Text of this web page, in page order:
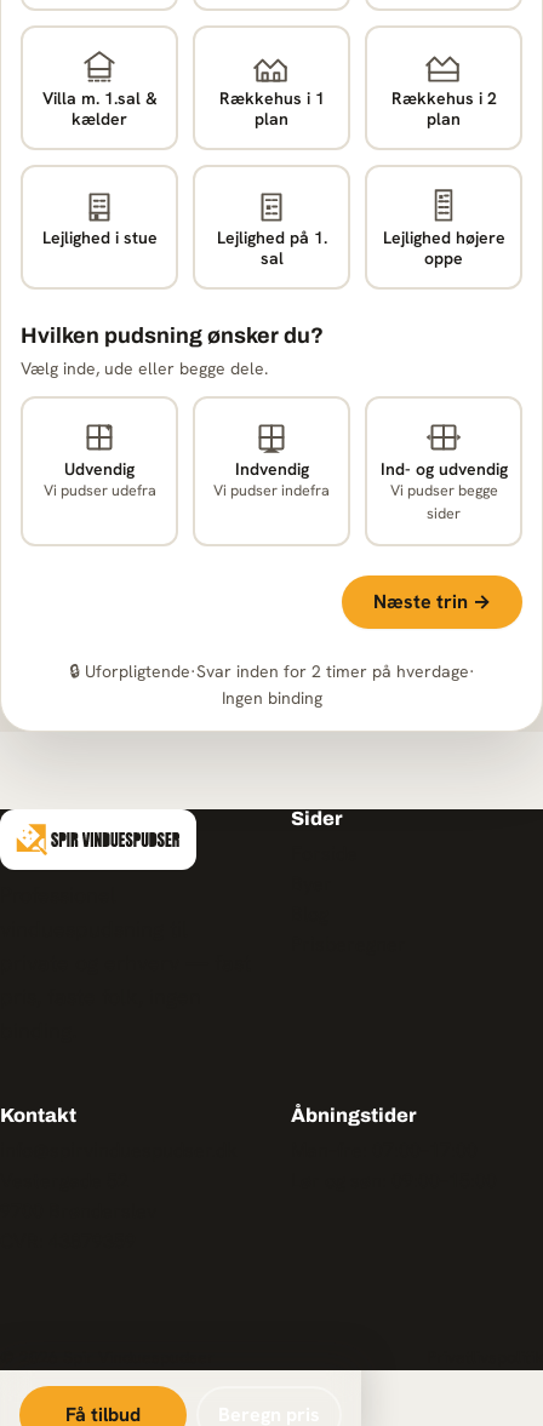
Villa m. 1.sal &
kælder
Rækkehus i 1
plan
Rækkehus i 2
plan
Lejlighed i stue
Lejlighed på 1.
sal
Lejlighed højere
oppe
Hvilken pudsning ønsker du?
Vælg inde, ude eller begge dele.
Udvendig
Vi pudser udefra
Indvendig
Vi pudser indefra
Ind- og udvendig
Vi pudser begge
sider
Næste trin →
🔒 Uforpligtende·Svar inden for 2 timer på hverdage·
Ingen binding
Sider
Kontakt Åbningstider
Få tilbud